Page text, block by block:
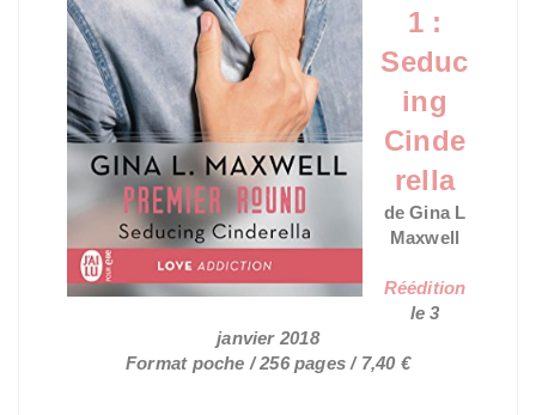
1 :
Seduc
ing
Cinde
rella
de Gina L
Maxwell
Réédition
le 3
janvier 2018
Format poche / 256 pages / 7,40 €